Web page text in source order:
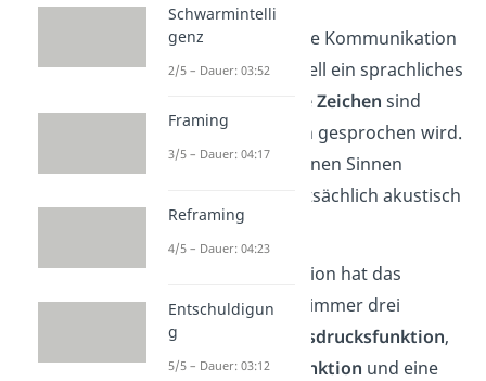
Die Grundlage für die Kommunikation
ist im Organon Modell ein sprachliches
Sprachliche Zeichen sind
alles, was tatsächlich gesprochen wird.
Du kannst es mit deinen Sinnen
wahrnehmen (hauptsächlich akustisch
/ durch Hören).
Bei der Kommunikation hat das
sprachliche Zeichen immer drei
Funktionen: Eine
Ausdrucksfunktion,
eineDarstellungsfunktion und eine
Schwarmintelli
genz
2/5 – Dauer: 03:52
Framing
3/5 – Dauer: 04:17
Reframing
4/5 – Dauer: 04:23
Entschuldigun
g
5/5 – Dauer: 03:12